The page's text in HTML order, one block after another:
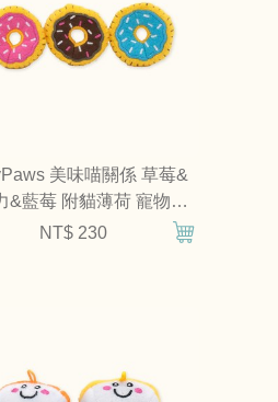
美味喵關係 草莓&
&藍莓 附貓薄荷 寵物玩
NT$ 230